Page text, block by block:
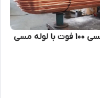
کویل مسی 100 فوت با لوله مسی